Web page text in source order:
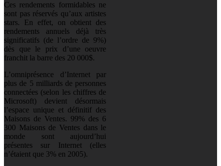
Ces rendements formidables ne
sont pas réservés qu’aux artistes
stars. En effet, on obtient des
rendements annuels déjà très
significatifs (de l’ordre de 9%)
dès que le prix d’une oeuvre
franchit la barre des 20 000$.
L’omniprésence d’Internet par
plus de 5 milliards de personnes
connectées (selon les chiffres de
Microsoft) devient désormais
l’espace unique et définitif des
Maisons de Ventes. 99% des 6
300 Maisons de Ventes dans le
monde sont aujourd’hui
présentes sur Internet (elles
n’étaient que 3% en 2005).